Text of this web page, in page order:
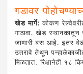
गडावर
खेड मार्गे: कोकण
गाठावा. खेड स्थानकातून
जाणारी बस आहे. इतर
उतरावे तेथून
मिळतात. रिक्षानेही १८